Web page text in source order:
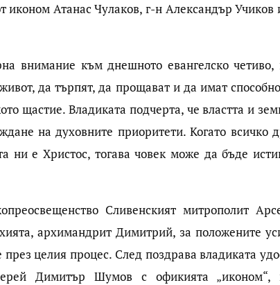
иконом Атанас Чулаков, г-н Александър Учиков
внимание към днешното евангелско четиво,
да търпят, да прощават и да имат
щастие. Владиката подчерта, че властта и
на духовните приоритети. Когато всичко
ни е Христос, тогава човек може да бъде
Сливенският митрополит
архимандрит Димитрий, за положените
целия процес. След поздрава владиката
Димитър Шумов с офикията „иконом“,